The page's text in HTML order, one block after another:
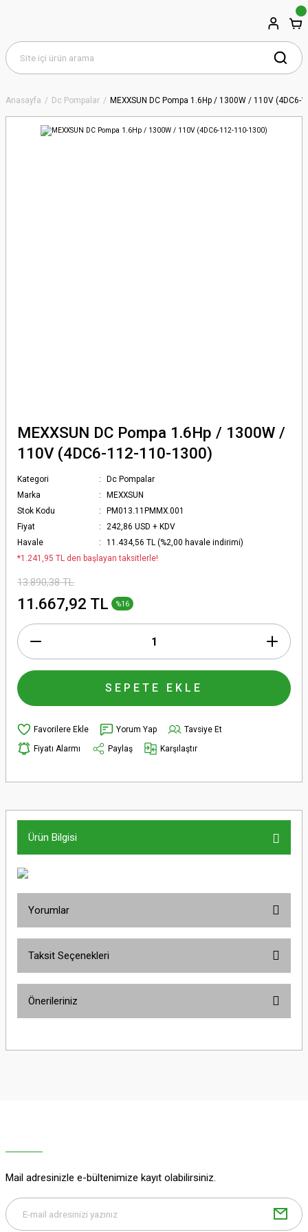
Anasayfa Dc Pompalar MEXXSUN DC Pompa 1.6Hp / 1300W / 110V (4DC6-
MEXXSUN DC Pompa 1.6Hp / 1300W /
110V (4DC6-112-110-1300)
Kategori
Dc Pompalar
Marka
MEXXSUN
Stok Kodu
PM013.11PMMX.001
Fiyat
242,86 USD + KDV
Havale
11.434,56 TL (%2,00 havale indirimi)
*1.241,95 TL den başlayan taksitlerle!
13.890,38 TL
11.667,92 TL %16
SEPETE EKLE
Yorum Yap
Tavsiye Et
Fiyatı Alarmı
Paylaş Karşılaştır
Ürün Bilgisi
Yorumlar
Taksit Seçenekleri
Önerileriniz
yetersiz gördüğünüz noktaları öneri formunu kullanarak tarafımıza
Bu ürüne benzer farklı alternatifler olmalı.
Mail adresinizle e-bültenimize kayıt olabilirsiniz.